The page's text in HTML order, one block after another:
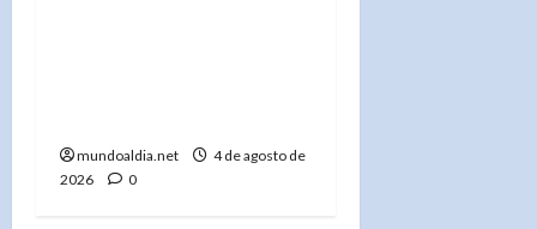
mundoaldia.net
4 de agosto de
2026
0